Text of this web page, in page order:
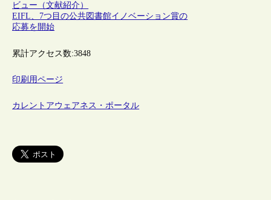
ビュー（文献紹介）
EIFL、7つ目の公共図書館イノベーション賞の
応募を開始
累計アクセス数:3848
印刷用ページ
カレントアウェアネス・ポータル